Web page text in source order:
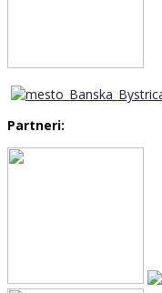
Partneri: